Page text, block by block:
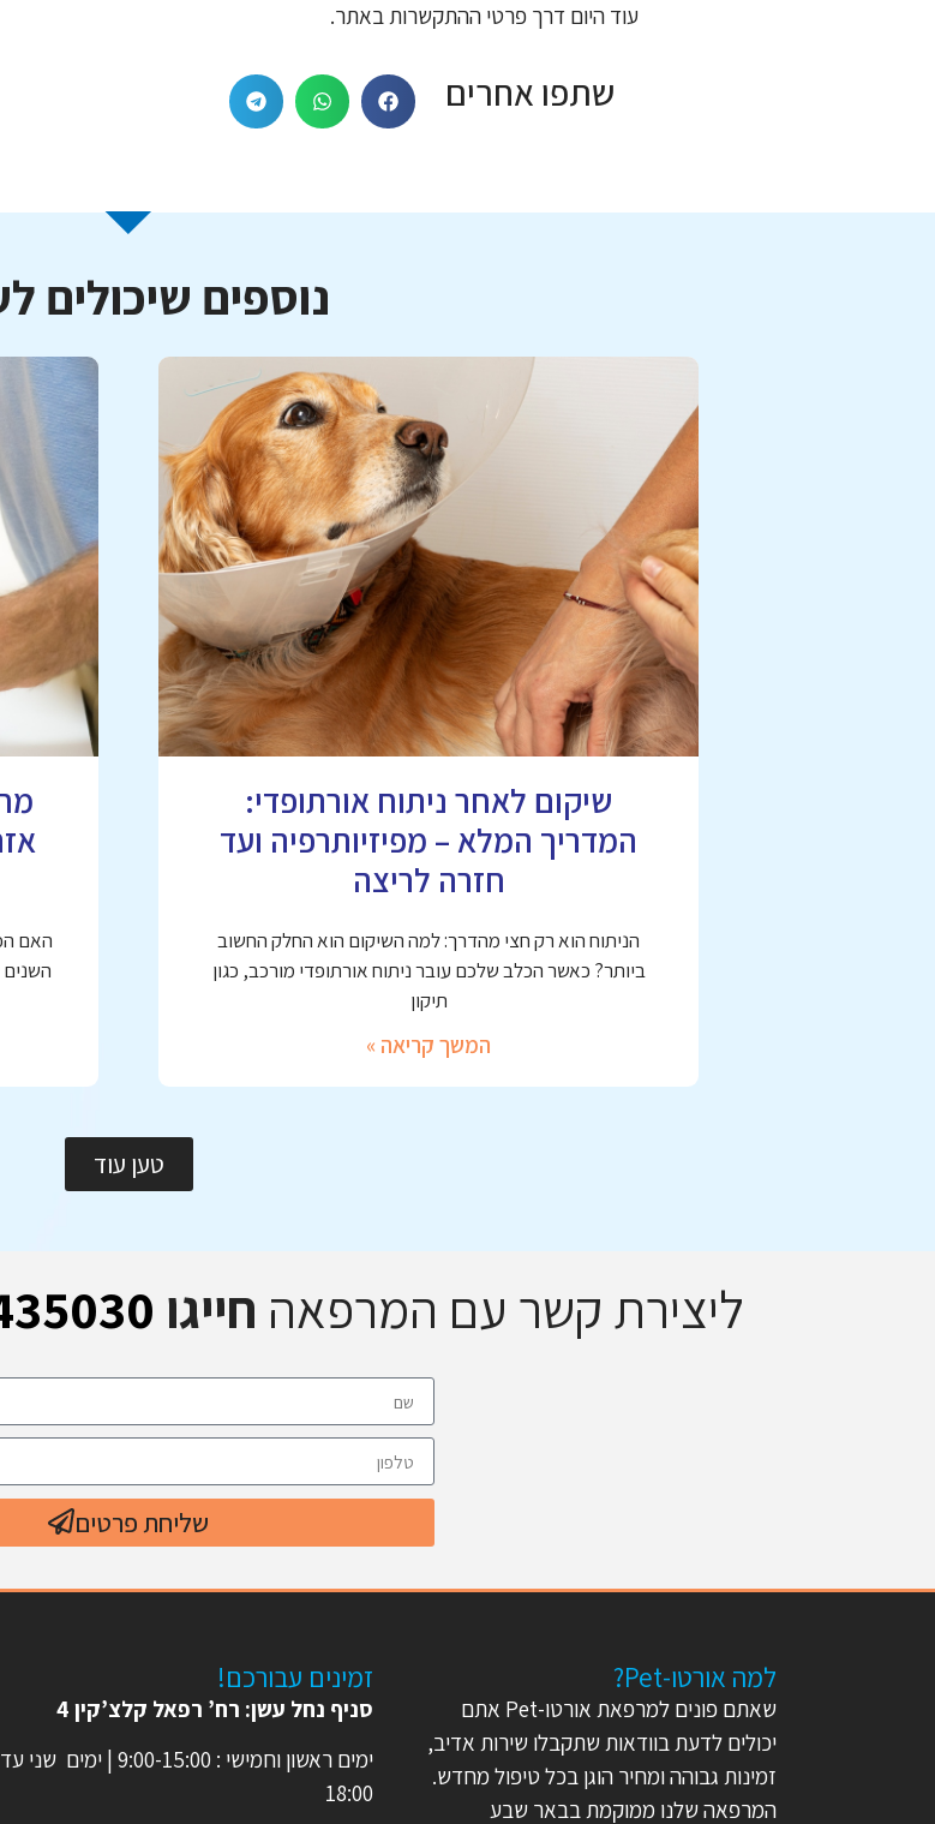
עוד היום דרך פרטי ההתקשרות באתר.
שתפו אחרים
נוספים שיכולים
שיקום לאחר ניתוח אורתופדי:
המדריך המלא – מפיזיותרפיה ועד
חזרה לריצה
הניתוח הוא רק חצי מהדרך: למה השיקום הוא החלק החשוב
ביותר? כאשר הכלב שלכם עובר ניתוח אורתופדי מורכב, כגון
תיקון
המשך קריאה »
האם
טען עוד
ליצירת קשר עם המרפאה חייגו
שליחת פרטים
למה אורטו-Pet?
שאתם פונים למרפאת אורטו-Pet אתם
יכולים לדעת בוודאות שתקבלו שירות אדיב,
זמינות גבוהה ומחיר הוגן בכל טיפול מחדש.
המרפאה שלנו ממוקמת בבאר שבע
זמינים עבורכם!
סניף נחל עשן: רח’ רפאל קלצ’קין 4
18:00